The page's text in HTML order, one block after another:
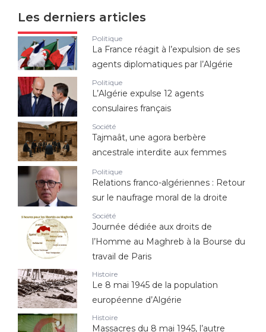
Les derniers articles
Politique
La France réagit à l’expulsion de ses
agents diplomatiques par l’Algérie
Politique
L’Algérie expulse 12 agents
consulaires français
Société
Tajmaât, une agora berbère
ancestrale interdite aux femmes
Politique
Relations franco-algériennes : Retour
sur le naufrage moral de la droite
Société
Journée dédiée aux droits de
l’Homme au Maghreb à la Bourse du
travail de Paris
Histoire
Le 8 mai 1945 de la population
européenne d’Algérie
Histoire
Massacres du 8 mai 1945, l’autre